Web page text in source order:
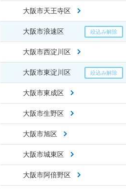
大阪市天王寺区
大阪市浪速区
大阪市西淀川区
大阪市東淀川区
大阪市東成区
大阪市生野区
大阪市旭区
大阪市城東区
大阪市阿倍野区